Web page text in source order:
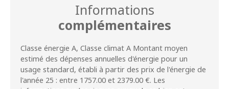
Informations
complémentaires
Classe énergie A, Classe climat A Montant moyen
estimé des dépenses annuelles d'énergie pour un
usage standard, établi à partir des prix de l'énergie de
l'année 25 : entre 1757.00 et 2379.00 €. Les